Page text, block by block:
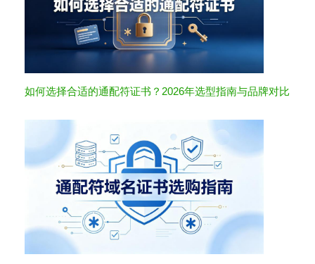
如何选择合适的通配符证书？2026年选型指南与品牌对比